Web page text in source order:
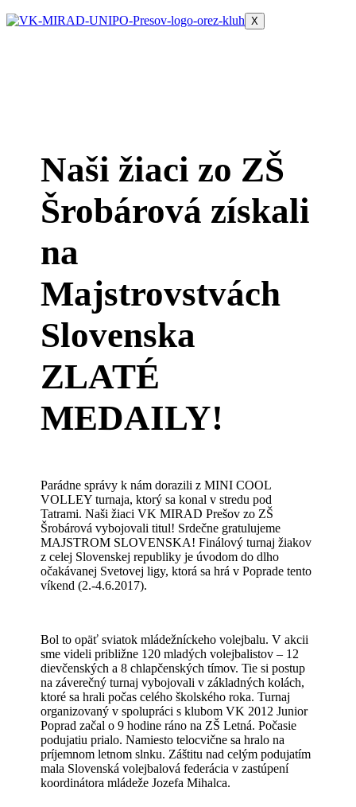
X
Naši žiaci zo ZŠ
Šrobárová získali
na
Majstrovstvách
Slovenska
ZLATÉ
MEDAILY!
Parádne správy k nám dorazili z MINI COOL
VOLLEY turnaja, ktorý sa konal v stredu pod
Tatrami. Naši žiaci VK MIRAD Prešov zo ZŠ
Šrobárová vybojovali titul! Srdečne gratulujeme
MAJSTROM SLOVENSKA! Finálový turnaj žiakov
z celej Slovenskej republiky je úvodom do dlho
očakávanej Svetovej ligy, ktorá sa hrá v Poprade tento
víkend (2.-4.6.2017).
Bol to opäť sviatok mládežníckeho volejbalu. V akcii
sme videli približne 120 mladých volejbalistov – 12
dievčenských a 8 chlapčenských tímov. Tie si postup
na záverečný turnaj vybojovali v základných kolách,
ktoré sa hrali počas celého školského roka. Turnaj
organizovaný v spolupráci s klubom VK 2012 Junior
Poprad začal o 9 hodine ráno na ZŠ Letná. Počasie
podujatiu prialo. Namiesto telocvične sa hralo na
príjemnom letnom slnku. Záštitu nad celým podujatím
mala Slovenská volejbalová federácia v zastúpení
koordinátora mládeže Jozefa Mihalca.